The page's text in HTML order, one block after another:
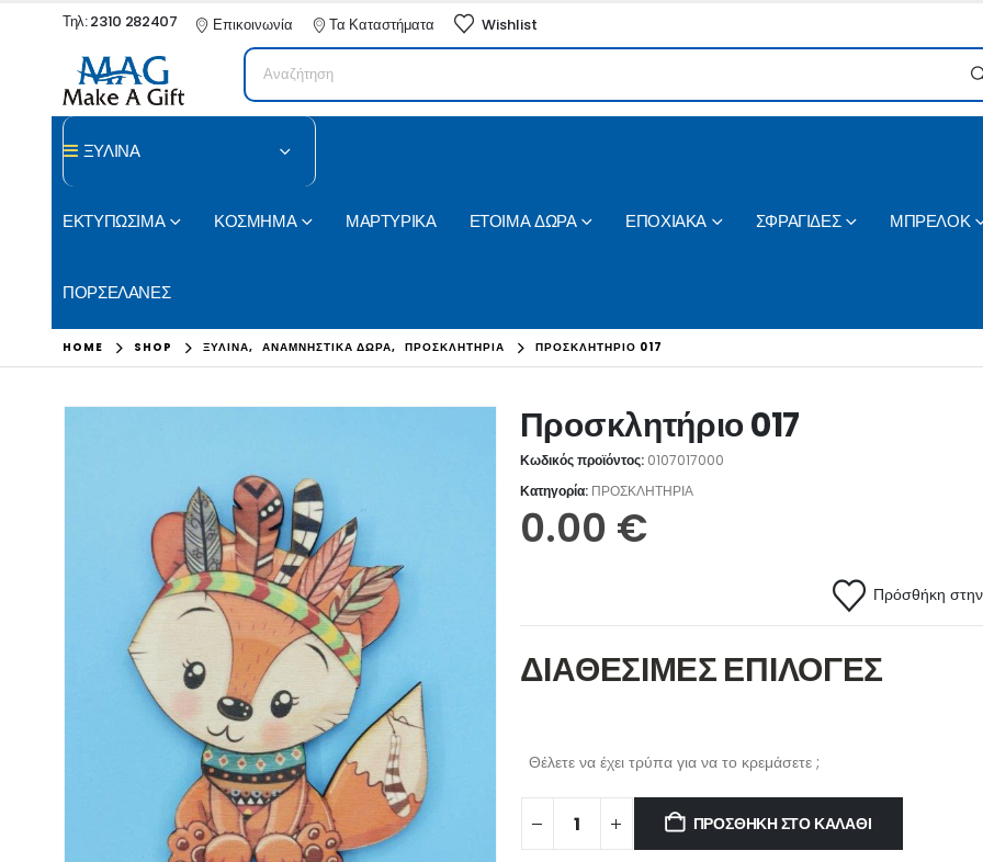
Τηλ: 2310 282407 Επικοινωνία Τα Καταστήματα Wishlist
ΞΥΛΙΝΑ
ΕΚΤΥΠΩΣΙΜΑ ΚΟΣΜΗΜΑ ΜΑΡΤΥΡΙΚΑ ΕΤΟΙΜΑ ΔΩΡΑ ΕΠΟΧΙΑΚΑ ΣΦΡΑΓΙΔΕΣ ΜΠΡΕΛΟΚ
ΠΟΡΣΕΛΑΝΕΣ
HOME SHOP ΞΥΛΙΝΑ, ΑΝΑΜΝΗΣΤΙΚΑ ΔΩΡΑ, ΠΡΟΣΚΛΗΤΗΡΙΑ ΠΡΟΣΚΛΗΤΉΡΙΟ 017
Προσκλητήριο 017
Κωδικός προϊόντος: 0107017000
Κατηγορία: ΠΡΟΣΚΛΗΤΗΡΙΑ
0.00 €
Πρόσθήκη στην
ΔΙΑΘΕΣΙΜΕΣ ΕΠΙΛΟΓΕΣ
Θέλετε να έχει τρύπα για να το κρεμάσετε ;
ΠΡΟΣΘΉΚΗ ΣΤΟ ΚΑΛΆΘΙ